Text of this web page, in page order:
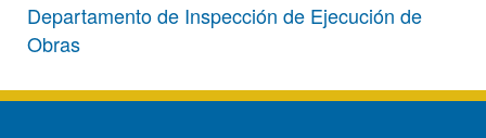
Departamento de Inspección de Ejecución de
Obras